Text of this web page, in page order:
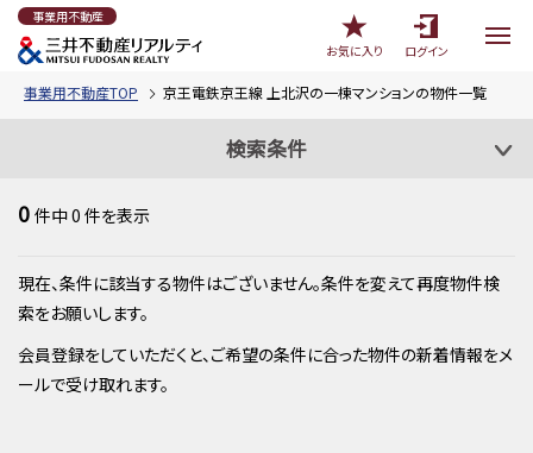
事業用不動産
お気に入り
ログイン
事業用不動産TOP 京王電鉄京王線 上北沢の一棟マンションの物件一覧
検索条件
0 件中0 件を表示
現在、条件に該当する物件はございません。条件を変えて再度物件検
索をお願いします。
会員登録をしていただくと、ご希望の条件に合った物件の新着情報をメ
ールで受け取れます。